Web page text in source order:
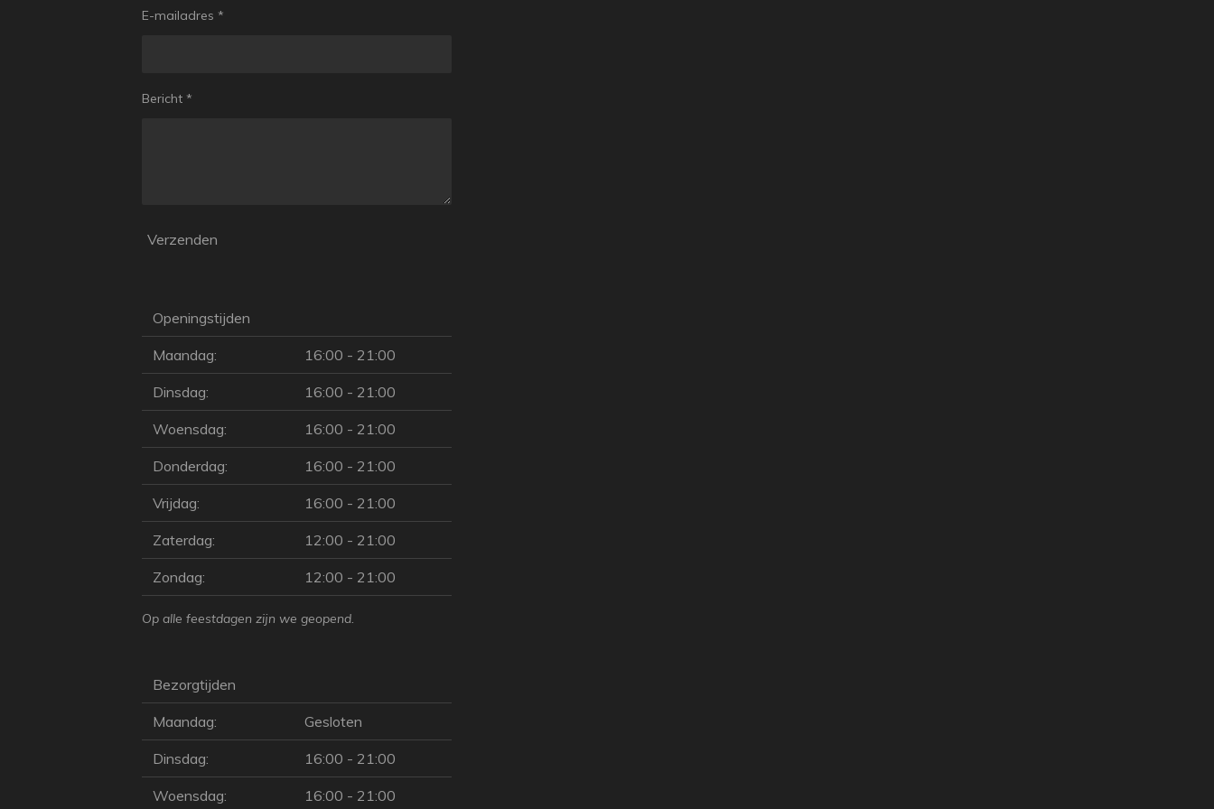
E-mailadres *
Bericht *
Verzenden
Openingstijden
Maandag: 16:00 - 21:00
Dinsdag: 16:00 - 21:00
Woensdag: 16:00 - 21:00
Donderdag: 16:00 - 21:00
Vrijdag: 16:00 - 21:00
Zaterdag: 12:00 - 21:00
Zondag: 12:00 - 21:00
Op alle feestdagen zijn we geopend.
Bezorgtijden
Maandag: Gesloten
Dinsdag: 16:00 - 21:00
Woensdag: 16:00 - 21:00